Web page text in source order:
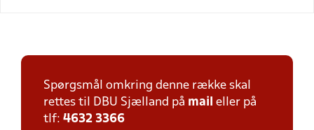
Spørgsmål omkring denne række skal
rettes til DBU Sjælland på mail eller på
tlf: 4632 3366